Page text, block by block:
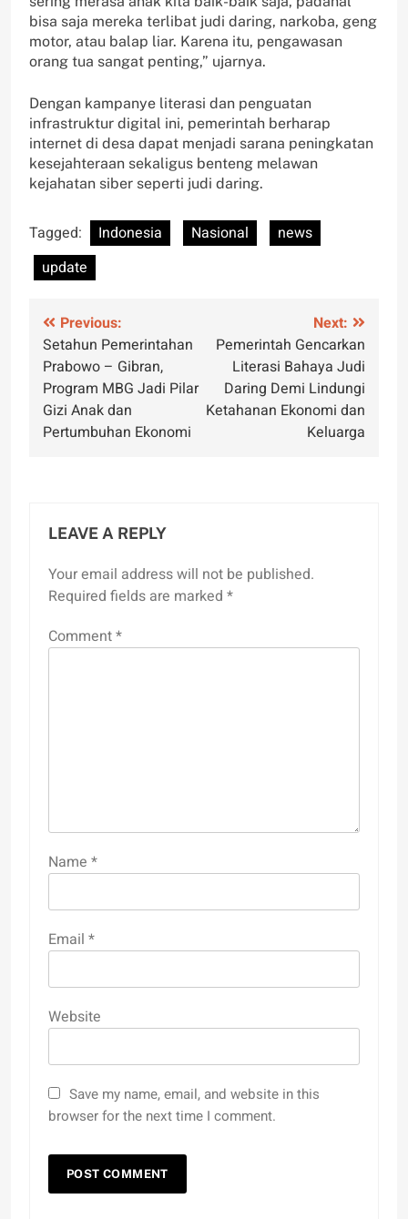
bisa saja mereka terlibat judi daring, narkoba, geng
motor, atau balap liar. Karena itu, pengawasan
orang tua sangat penting,” ujarnya.
Dengan kampanye literasi dan penguatan
infrastruktur digital ini, pemerintah berharap
internet di desa dapat menjadi sarana peningkatan
kesejahteraan sekaligus benteng melawan
kejahatan siber seperti judi daring.
Tagged: Indonesia Nasional
news
update
Post
navigation
Previous:
Setahun Pemerintahan
Prabowo – Gibran,
Program MBG Jadi Pilar
Gizi Anak dan
Pertumbuhan Ekonomi
Next:
Pemerintah Gencarkan
Literasi Bahaya Judi
Daring Demi Lindungi
Ketahanan Ekonomi dan
Keluarga
LEAVE A REPLY
Your email address will not be published.
Required fields are marked *
Comment*
Name *
Email *
Website
Save my name, email, and website in this
browser for the next time I comment.